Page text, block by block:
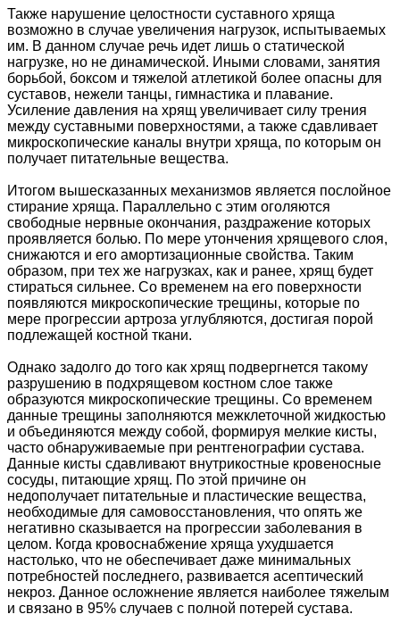
Также нарушение целостности суставного хряща
возможно в случае увеличения нагрузок, испытываемых
им. В данном случае речь идет лишь о статической
нагрузке, но не динамической. Иными словами, занятия
борьбой, боксом и тяжелой атлетикой более опасны для
суставов, нежели танцы, гимнастика и плавание.
Усиление давления на хрящ увеличивает силу трения
между суставными поверхностями, а также сдавливает
микроскопические каналы внутри хряща, по которым он
получает питательные вещества.
Итогом вышесказанных механизмов является послойное
стирание хряща. Параллельно с этим оголяются
свободные нервные окончания, раздражение которых
проявляется болью. По мере утончения хрящевого слоя,
снижаются и его амортизационные свойства. Таким
образом, при тех же нагрузках, как и ранее, хрящ будет
стираться сильнее. Со временем на его поверхности
появляются микроскопические трещины, которые по
мере прогрессии артроза углубляются, достигая порой
подлежащей костной ткани.
Однако задолго до того как хрящ подвергнется такому
разрушению в подхрящевом костном слое также
образуются микроскопические трещины. Со временем
данные трещины заполняются межклеточной жидкостью
и объединяются между собой, формируя мелкие кисты,
часто обнаруживаемые при рентгенографии сустава.
Данные кисты сдавливают внутрикостные кровеносные
сосуды, питающие хрящ. По этой причине он
недополучает питательные и пластические вещества,
необходимые для самовосстановления, что опять же
негативно сказывается на прогрессии заболевания в
целом. Когда кровоснабжение хряща ухудшается
настолько, что не обеспечивает даже минимальных
потребностей последнего, развивается асептический
некроз. Данное осложнение является наиболее тяжелым
и связано в 95% случаев с полной потерей сустава.